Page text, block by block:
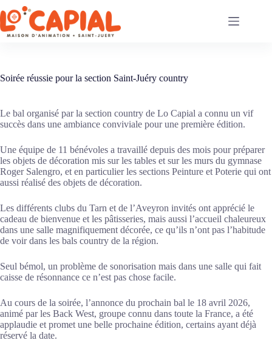
Passer
au
contenu
Soirée réussie pour la section Saint-Juéry country
Le bal organisé par la section country de Lo Capial a connu un vif
succès dans une ambiance conviviale pour une première édition.
Une équipe de 11 bénévoles a travaillé depuis des mois pour préparer
les objets de décoration mis sur les tables et sur les murs du gymnase
Roger Salengro, et en particulier les sections Peinture et Poterie qui ont
aussi réalisé des objets de décoration.
Les différents clubs du Tarn et de l’Aveyron invités ont apprécié le
cadeau de bienvenue et les pâtisseries, mais aussi l’accueil chaleureux
dans une salle magnifiquement décorée, ce qu’ils n’ont pas l’habitude
de voir dans les bals country de la région.
Seul bémol, un problème de sonorisation mais dans une salle qui fait
caisse de résonnance ce n’est pas chose facile.
Au cours de la soirée, l’annonce du prochain bal le 18 avril 2026,
animé par les Back West, groupe connu dans toute la France, a été
applaudie et promet une belle prochaine édition, certains ayant déjà
réservé la date.